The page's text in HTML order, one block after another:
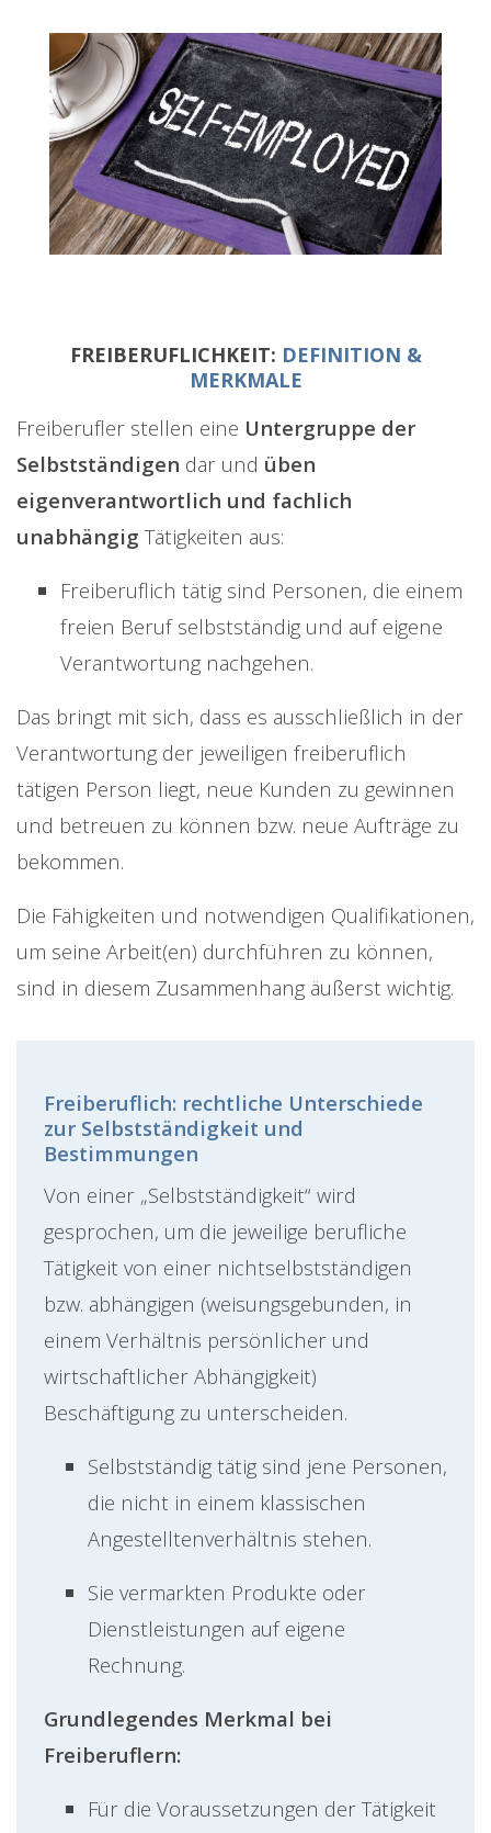
FREIBERUFLICHKEIT: DEFINITION &
MERKMALE
Freiberufler stellen eine Untergruppe der
Selbstständigen dar und üben
eigenverantwortlich und fachlich
unabhängig Tätigkeiten aus:
Freiberuflich tätig sind Personen, die einem
freien Beruf selbstständig und auf eigene
Verantwortung nachgehen.
Das bringt mit sich, dass es ausschließlich in der
Verantwortung der jeweiligen freiberuflich
tätigen Person liegt, neue Kunden zu gewinnen
und betreuen zu können bzw. neue Aufträge zu
bekommen.
Die Fähigkeiten und notwendigen Qualifikationen,
um seine Arbeit(en) durchführen zu können,
sind in diesem Zusammenhang äußerst wichtig.
Freiberuflich: rechtliche Unterschiede
zur Selbstständigkeit und
Bestimmungen
Von einer „Selbstständigkeit“ wird
gesprochen, um die jeweilige berufliche
Tätigkeit von einer nichtselbstständigen
bzw. abhängigen (weisungsgebunden, in
einem Verhältnis persönlicher und
wirtschaftlicher Abhängigkeit)
Beschäftigung zu unterscheiden.
Selbstständig tätig sind jene Personen,
die nicht in einem klassischen
Angestelltenverhältnis stehen.
Sie vermarkten Produkte oder
Dienstleistungen auf eigene
Rechnung.
Grundlegendes Merkmal bei
Freiberuflern:
Für die Voraussetzungen der Tätigkeit